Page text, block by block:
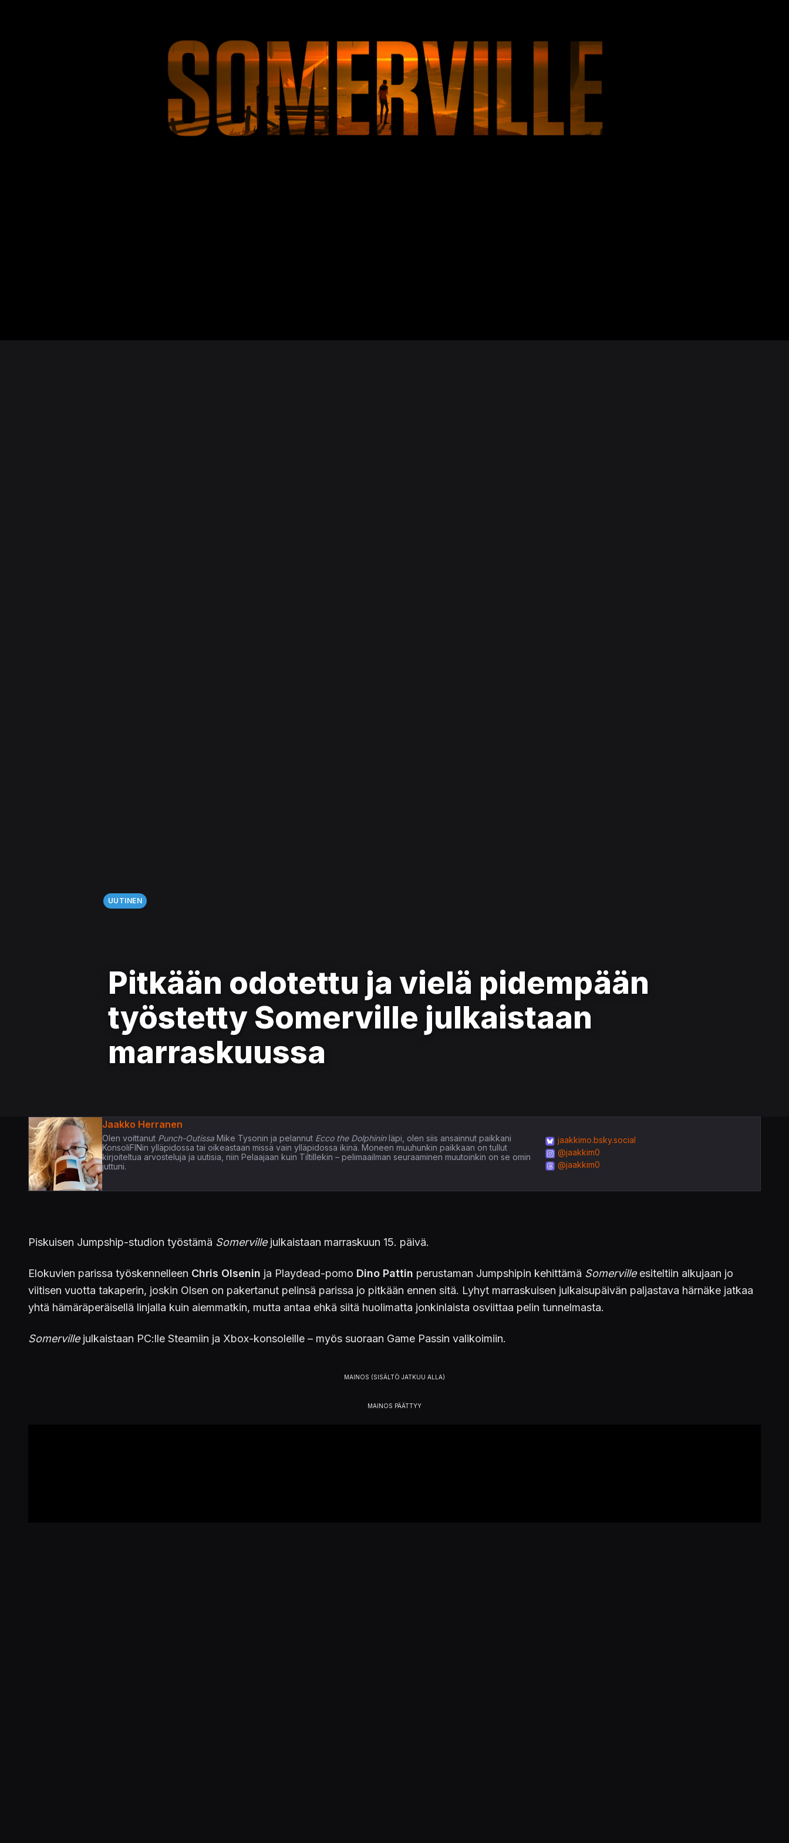
UUTINEN
Pitkään odotettu ja vielä pidempään
työstetty Somerville julkaistaan
marraskuussa
Jaakko Herranen
Olen voittanut Punch-Outissa Mike Tysonin ja pelannut Ecco the Dolphininläpi, olen siis ansainnut paikkani
KonsoliFINin ylläpidossa tai oikeastaan missä vain ylläpidossa ikinä. Moneen muuhunkin paikkaan on tullut
kirjoiteltua arvosteluja ja uutisia, niin Pelaajaan kuin Tiltillekin – pelimaailman seuraaminen muutoinkin on se omin
juttuni.
jaakkimo.bsky.social
@jaakkim0
@jaakkim0
Piskuisen Jumpship-studion työstämä Somerville julkaistaan marraskuun 15. päivä.
Elokuvien parissa työskennelleen Chris Olsenin ja Playdead-pomo Dino Pattin perustaman Jumpshipin kehittämä Somerville esiteltiin alkujaan jo
viitisen vuotta takaperin, joskin Olsen on pakertanut pelinsä parissa jo pitkään ennen sitä. Lyhyt marraskuisen julkaisupäivän paljastava härnäke jatkaa
yhtä hämäräperäisellä linjalla kuin aiemmatkin, mutta antaa ehkä siitä huolimatta jonkinlaista osviittaa pelin tunnelmasta.
Somerville julkaistaan PC:lle Steamiin ja Xbox-konsoleille – myös suoraan Game Passin valikoimiin.